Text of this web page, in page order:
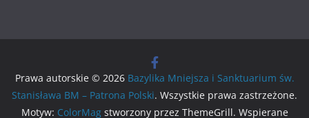
Prawa autorskie © 2026 Bazylika Mniejsza i Sanktuarium św.
Stanisława BM – Patrona Polski. Wszystkie prawa zastrzeżone.
Motyw: ColorMagstworzony przez ThemeGrill. Wspierane